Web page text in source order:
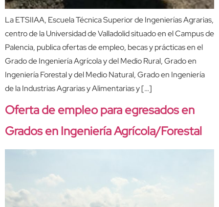
La ETSIIAA, Escuela Técnica Superior de Ingenierías Agrarias,
centro de la Universidad de Valladolid situado en el Campus de
Palencia, publica ofertas de empleo, becas y prácticas en el
Grado de Ingeniería Agrícola y del Medio Rural, Grado en
Ingeniería Forestal y del Medio Natural, Grado en Ingeniería
de la Industrias Agrarias y Alimentarias y […]
Oferta de empleo para egresados en
Grados en Ingeniería Agrícola/Forestal